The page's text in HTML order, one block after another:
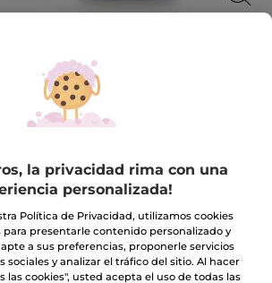
- Vainilla & Coco
para cada momento
-17% 9,99€ 11,98€
la privacidad rima con una
personalizada!
Política de Privacidad, utilizamos cookies
para presentarle contenido personalizado y
a sus preferencias, proponerle servicios
sociales y analizar el tráfico del sitio. Al hacer
las cookies", usted acepta el uso de todas las